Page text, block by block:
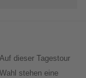
dieser Tagestour
stehen eine